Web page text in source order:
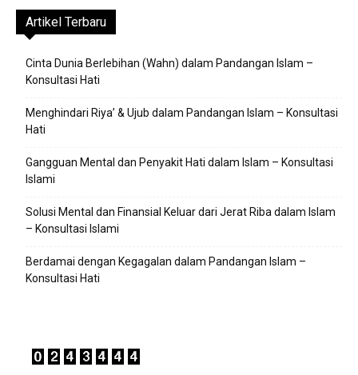
Artikel Terbaru
Cinta Dunia Berlebihan (Wahn) dalam Pandangan Islam –
Konsultasi Hati
Menghindari Riya’ & Ujub dalam Pandangan Islam – Konsultasi
Hati
Gangguan Mental dan Penyakit Hati dalam Islam – Konsultasi
Islami
Solusi Mental dan Finansial Keluar dari Jerat Riba dalam Islam
– Konsultasi Islami
Berdamai dengan Kegagalan dalam Pandangan Islam –
Konsultasi Hati